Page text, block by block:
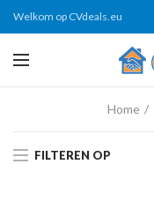
Welkom op CVdeals.eu
Home
FILTEREN OP